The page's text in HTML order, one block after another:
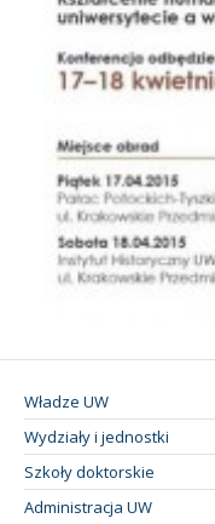
Władze UW
Wydziały i jednostki
Szkoły doktorskie
Administracja UW